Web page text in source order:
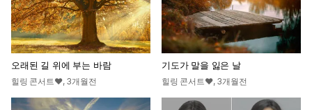
오래된 길 위에 부는 바람
힐링 콘서트♥, 3개월전
기도가 말을 잃은 날
힐링 콘서트♥, 3개월전